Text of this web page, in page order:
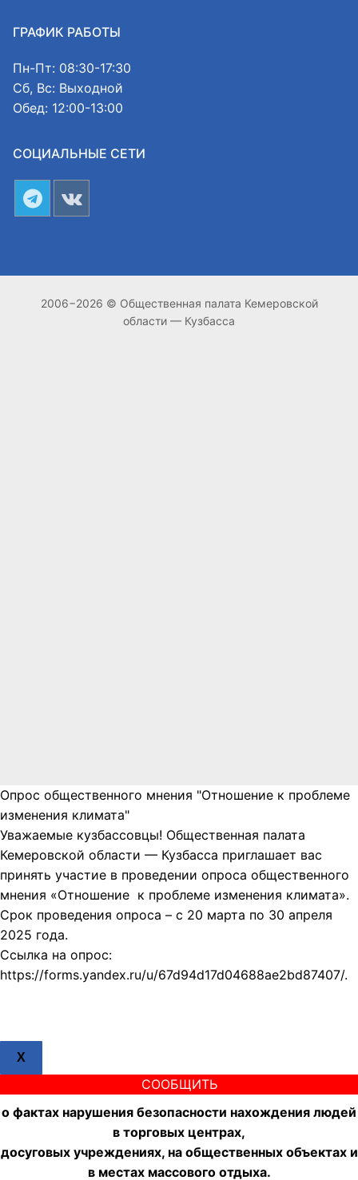
ГРАФИК РАБОТЫ
Пн-Пт: 08:30-17:30
Сб, Вс: Выходной
Обед: 12:00-13:00
СОЦИАЛЬНЫЕ СЕТИ
2006−2026 © Общественная палата Кемеровской
области — Кузбасса
Опрос общественного мнения "Отношение к проблеме
изменения климата"
Уважаемые кузбассовцы! Общественная палата
Кемеровской области — Кузбасса приглашает вас
принять участие в проведении опроса общественного
мнения «Отношение к проблеме изменения климата».
Срок проведения опроса – с 20 марта по 30 апреля
2025 года.
Ссылка на опрос:
https://forms.yandex.ru/u/67d94d17d04688ae2bd87407/.
X
СООБЩИТЬ
о фактах нарушения безопасности нахождения людей
в торговых центрах,
досуговых учреждениях, на общественных объектах и
в местах массового отдыха.